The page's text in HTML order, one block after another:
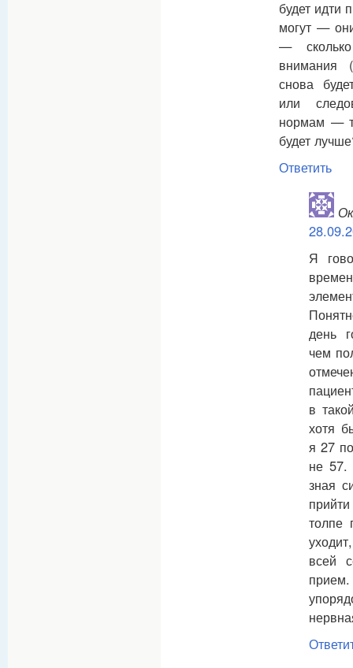
будет идти
могут —
—
внимания
снова
или
нормам —
будет
Ответить
Я
день
чем
в
хотя
я 27
не 57.
зная
толпе
всей